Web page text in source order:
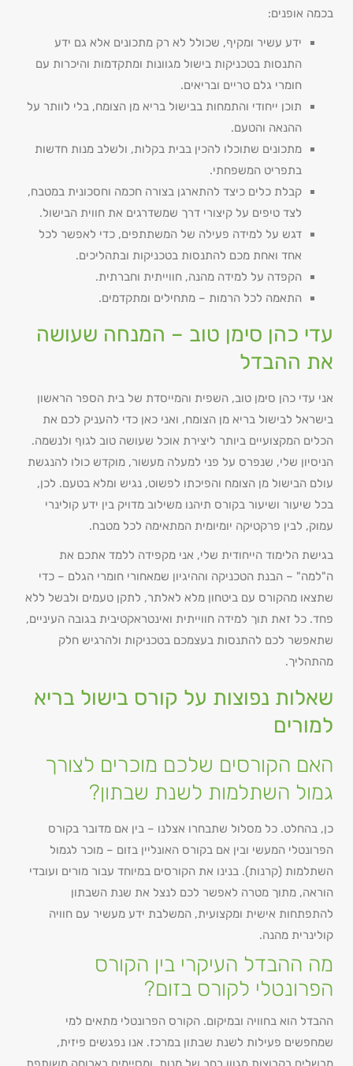
בכמה אופנים:
ידע עשיר ומקיף, שכולל לא רק מתכונים אלא גם ידע
התנסות בטכניקות בישול מגוונות ומתקדמות והיכרות עם
חומרי גלם טריים ובריאים.
תוכן ייחודי והתמחות בבישול בריא מן הצומח, בלי לוותר על
ההנאה והטעם.
מתכונים שתוכלו להכין בבית בקלות, ולשלב מנות חדשות
בתפריט המשפחתי.
קבלת כלים כיצד להתארגן בצורה חכמה וחסכונית במטבח,
לצד טיפים על קיצורי דרך שמשדרגים את חווית הבישול.
דגש על למידה פעילה של המשתתפים, כדי לאפשר לכל
אחד ואחת מכם להתנסות בטכניקות ובתהליכים.
הקפדה על למידה מהנה, חווייתית וחברתית.
התאמה לכל הרמות – מתחילים ומתקדמים.
עדי כהן סימן טוב – המנחה שעושה
את ההבדל
אני עדי כהן סימן טוב, השפית והמייסדת של בית הספר הראשון
בישראל לבישול בריא מן הצומח, ואני כאן כדי להעניק לכם את
הכלים המקצועיים ביותר ליצירת אוכל שעושה טוב לגוף ולנשמה.
הניסיון שלי, שנפרס על פני למעלה מעשור, מוקדש כולו להנגשת
עולם הבישול מן הצומח והפיכתו לפשוט, נגיש ומלא בטעם. לכן,
בכל שיעור ושיעור בקורס תיהנו משילוב מדויק בין ידע קולינרי
עמוק, לבין פרקטיקה יומיומית המתאימה לכל מטבח.
בגישת הלימוד הייחודית שלי, אני מקפידה ללמד אתכם את
ה"למה" – הבנת הטכניקה וההיגיון שמאחורי חומרי הגלם – כדי
שתצאו מהקורס עם ביטחון מלא לאלתר, לתקן טעמים ולבשל ללא
פחד. כל זאת תוך למידה חווייתית ואינטראקטיבית בגובה העיניים,
שתאפשר לכם להתנסות בעצמכם בטכניקות ולהרגיש חלק
מהתהליך.
שאלות נפוצות על קורס בישול בריא
למורים
האם הקורסים שלכם מוכרים לצורך
גמול השתלמות לשנת שבתון?
כן, בהחלט. כל מסלול שתבחרו אצלנו – בין אם מדובר בקורס
הפרונטלי המעשי ובין אם בקורס האונליין בזום – מוכר לגמול
השתלמות (קרנות). בנינו את הקורסים במיוחד עבור מורים ועובדי
הוראה, מתוך מטרה לאפשר לכם לנצל את שנת השבתון
להתפתחות אישית ומקצועית, המשלבת ידע מעשיר עם חוויה
קולינרית מהנה.
מה ההבדל העיקרי בין הקורס
הפרונטלי לקורס בזום?
ההבדל הוא בחוויה ובמיקום. הקורס הפרונטלי מתאים למי
שמחפשים פעילות לשנת שבתון במרכז. אנו נפגשים פיזית,